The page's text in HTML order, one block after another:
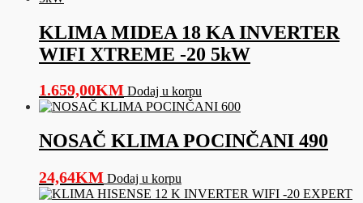
KLIMA MIDEA 18 KA INVERTER
WIFI XTREME -20 5kW
1.659,00KM Dodaj u korpu
NOSAČ KLIMA POCINČANI 490
24,64KM Dodaj u korpu